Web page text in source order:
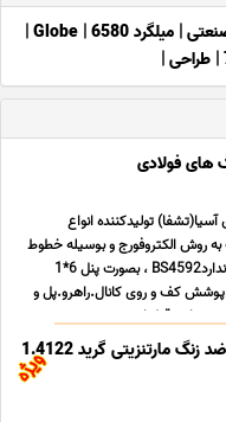
| میلگرد 6580 |
Globe
|
| طراحی|
های فولادی
تولیدکننده انواع
به روش الکتروفورج و بوسیله خطوط
تولید تمام اتوماتیک مطابق استانداردBS4592 ، بصورت پنل 6*1
کف و روی کانال.راهرو.پل و
این قطعات ... ...
آگهی فروش میلگرد استیل ضد زنگ مارتنزیتی گرید 1.4122